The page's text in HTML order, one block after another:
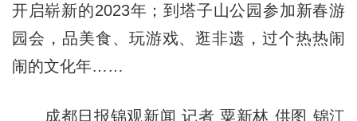
开启崭新的2023年；到塔子山公园参加新春游
园会，品美食、玩游戏、逛非遗，过个热热闹
闹的文化年……
成都日报锦观新闻 记者 粟新林 供图 锦江